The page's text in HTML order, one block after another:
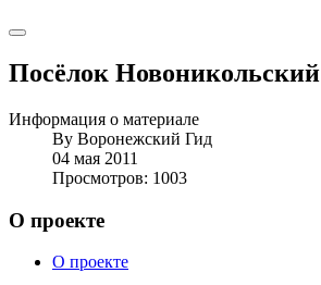
Посёлок Новоникольский
Информация о материале
By Воронежский Гид
04 мая 2011
Просмотров: 1003
О проекте
О проекте